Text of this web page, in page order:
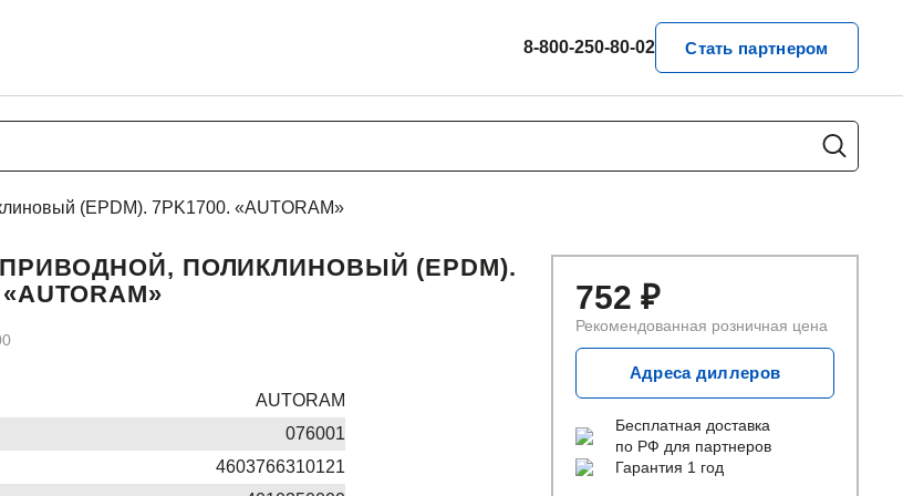
8-800-250-80-02 Стать партнером
(EPDM). 7PK1700. «AUTORAM»
ПОЛИКЛИНОВЫЙ (EPDM).
AUTORAM
076001
4603766310121
752 ₽
Рекомендованная розничная цена
Адреса диллеров
Бесплатная доставка
по РФ для партнеров
Гарантия 1 год